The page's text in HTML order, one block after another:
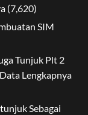
(7,620)
SIM
Tunjuk Plt 2
Lengkapnya
Sebagai